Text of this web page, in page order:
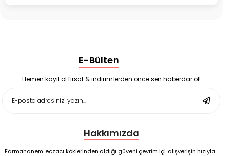
Enterogermina Family 5 ml 20 Flakon
Deep Flex Stres Azaltıcı ve Enerji Dengeleyici Topraklama
Matı Set 40x60 cm
Deep Flex Stres Azaltıcı ve Enerji Dengeleyici Topraklama
E-Bülten
Hemen kayıt ol fırsat & indirimlerden önce sen haberdar ol!
Hakkımızda
Farmahanem eczacı köklerinden aldığı güveni çevrim içi alışverişin hızıyla